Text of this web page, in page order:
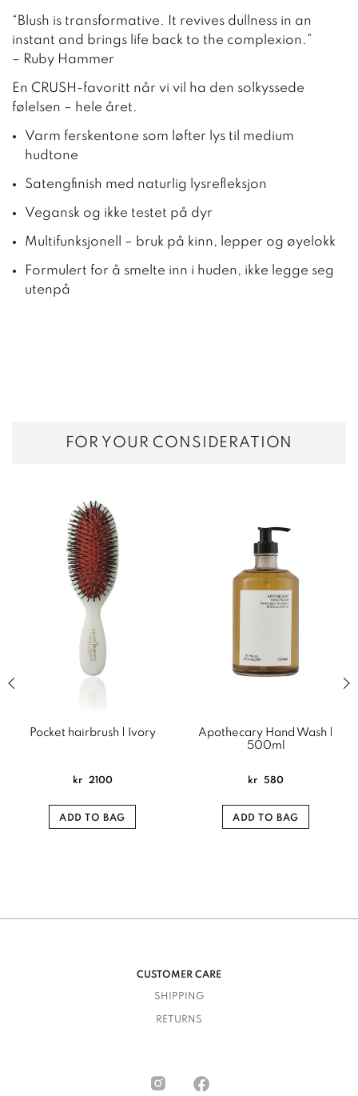
“Blush is transformative. It revives dullness in an
instant and brings life back to the complexion.”
– Ruby Hammer
En CRUSH-favoritt når vi vil ha den solkyssede
følelsen – hele året.
Varm ferskentone som løfter lys til medium
hudtone
Satengfinish med naturlig lysrefleksjon
Vegansk og ikke testet på dyr
Multifunksjonell – bruk på kinn, lepper og øyelokk
Formulert for å smelte inn i huden, ikke legge seg
utenpå
FOR YOUR CONSIDERATION
slide of related products slider
Pocket hairbrush | Ivory
kr 2100
ADD TO BAG
Apothecary Hand Wash |
500ml
kr 580
ADD TO BAG
CUSTOMER CARE
SHIPPING
RETURNS